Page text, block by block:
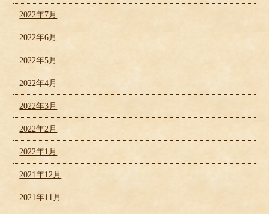
2022年7月
2022年6月
2022年5月
2022年4月
2022年3月
2022年2月
2022年1月
2021年12月
2021年11月